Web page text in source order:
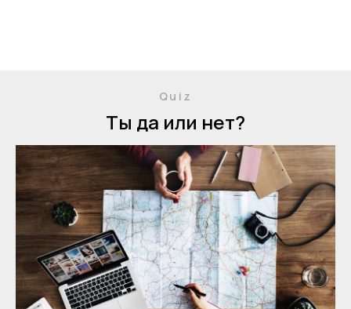
Quiz
Ты да или нет?